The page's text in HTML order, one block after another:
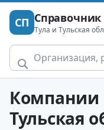
СП Тула и Тульская
Компании
Тульская